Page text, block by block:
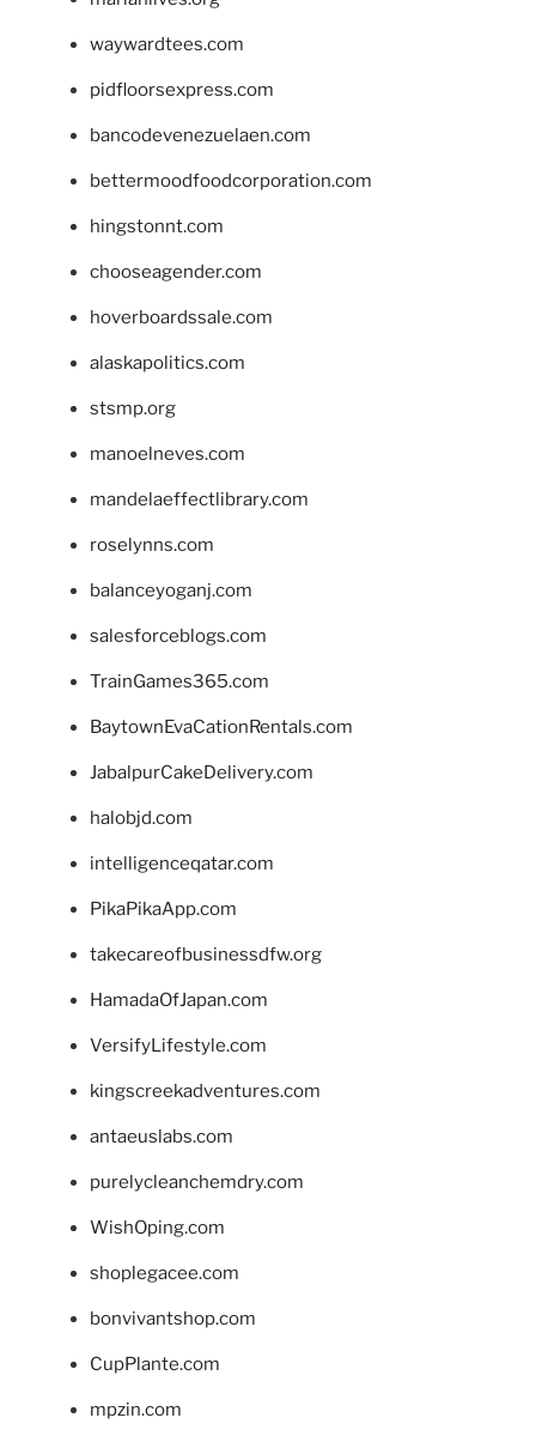
waywardtees.com
pidfloorsexpress.com
bancodevenezuelaen.com
bettermoodfoodcorporation.com
hingstonnt.com
chooseagender.com
hoverboardssale.com
alaskapolitics.com
stsmp.org
manoelneves.com
mandelaeffectlibrary.com
roselynns.com
balanceyoganj.com
salesforceblogs.com
TrainGames365.com
BaytownEvaCationRentals.com
JabalpurCakeDelivery.com
halobjd.com
intelligenceqatar.com
PikaPikaApp.com
takecareofbusinessdfw.org
HamadaOfJapan.com
VersifyLifestyle.com
kingscreekadventures.com
antaeuslabs.com
purelycleanchemdry.com
WishOping.com
shoplegacee.com
bonvivantshop.com
CupPlante.com
mpzin.com